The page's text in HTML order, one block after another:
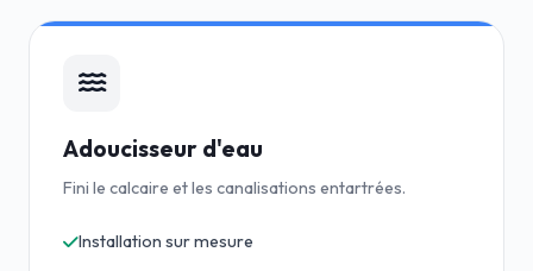
Adoucisseur d'eau
Fini le calcaire et les canalisations entartrées.
Installation sur mesure